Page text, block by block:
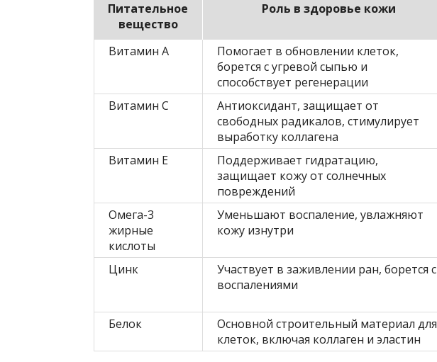
Питательное
вещество
Роль в здоровье кожи
Витамин А
Помогает в обновлении клеток,
борется с угревой сыпью и
способствует регенерации
Витамин С
Антиоксидант, защищает от
свободных радикалов, стимулирует
выработку коллагена
Витамин Е
Поддерживает гидратацию,
защищает кожу от солнечных
повреждений
Омега-3
жирные
кислоты
Уменьшают воспаление, увлажняют
кожу изнутри
Цинк
Участвует в заживлении ран, борется с
воспалениями
Белок
Основной строительный материал для
клеток, включая коллаген и эластин